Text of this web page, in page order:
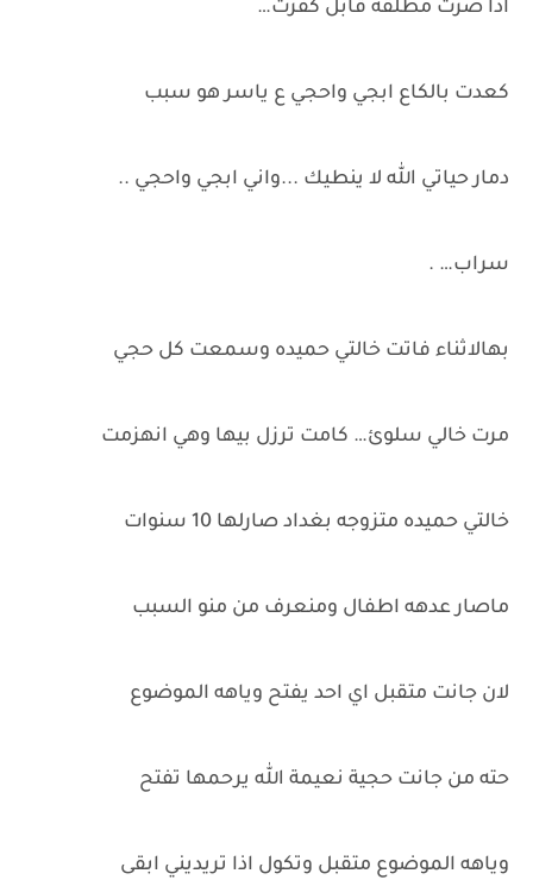
اذا صرت مطلقه قابل كفرت…
كعدت بالكاع ابجي واحجي ع ياسر هو سبب
دمار حياتي الله لا ينطيك ...واني ابجي واحجي ..
سراب… .
بهالاثناء فاتت خالتي حميده وسمعت كل حجي
مرت خالي سلوئ… كامت ترزل بيها وهي انهزمت
خالتي حميده متزوجه بغداد صارلها 10 سنوات
ماصار عدهه اطفال ومنعرف من منو السبب
لان جانت متقبل اي احد يفتح وياهه الموضوع
حته من جانت حجية نعيمة الله يرحمها تفتح
وياهه الموضوع متقبل وتكول اذا تريديني ابقى